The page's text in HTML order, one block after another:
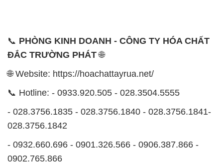
📞 PHÒNG KINH DOANH - CÔNG TY HÓA CHẤT
ĐẮC TRƯỜNG PHÁT🌐
🌐 Website: https://hoachattayrua.net/
📞 Hotline: - 0933.920.505 - 028.3504.5555
- 028.3756.1835 - 028.3756.1840 - 028.3756.1841-
028.3756.1842
- 0932.660.696 - 0901.326.566 - 0906.387.866 -
0902.765.866